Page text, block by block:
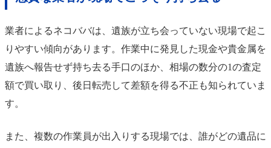
業者によるネコババは、遺族が立ち会っていない現場で起こ
りやすい傾向があります。作業中に発見した現金や貴金属を
遺族へ報告せず持ち去る手口のほか、相場の数分の1の査定
額で買い取り、後日転売して差額を得る不正も知られていま
す。
また、複数の作業員が出入りする現場では、誰がどの遺品に